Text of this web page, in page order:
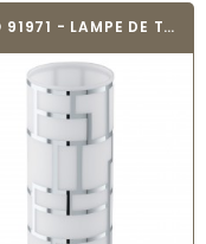
EGLO 91971 - LAMPE DE TABLE - BAYMAN